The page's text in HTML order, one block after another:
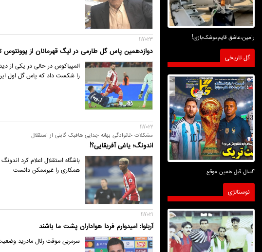
117023
دوازدهمین پاس گل طارمی در لیگ قهرمانان از یوونتوس
المپیاکوس در حالی در یکی از
را شکست داد که پاس گل اول
117022
مشکلات خانوادگی بهانه جدایی هافبک گابنی از استقلال
اندونگ؛ یاغی آفریقایی؟!
باشگاه استقلال اعلام کرد
همکاری را غیرممکن دانست
117021
آربلوا: امیدوارم فردا هواداران پشت ما باشند
سرمربی موقت رئال مادرید
رامین،عاشق قایم‌موشک‌بازی!
گل تاریخی
4سال قبل همین موقع
نوستالژی